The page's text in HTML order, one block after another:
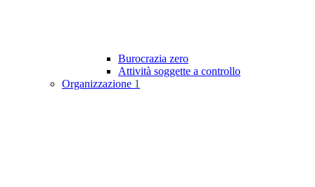
Burocrazia zero
Attività soggette a controllo
Organizzazione 1